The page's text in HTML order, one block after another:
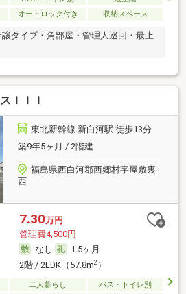
オートロック付き 収納スペース
タイプ・角部屋・管理人巡回・最上
ＩＩＩ
東北新幹線 新白河駅 徒歩13分
築9年5ヶ月 / 2階建
福島県西白河郡西郷村字屋敷裏
西
7.30万円
管理費4,500円
なし
1.5ヶ月
2階 / 2LDK（57.8m2）
二人暮らし
バス・トイレ別